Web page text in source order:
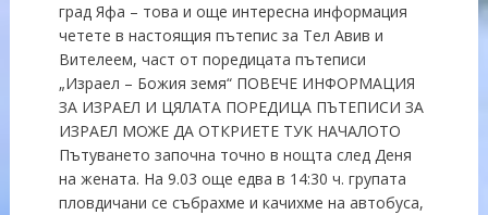
град Яфа – това и още интересна информация
четете в настоящия пътепис за Тел Авив и
Вителеем, част от поредицата пътеписи
„Израел – Божия земя“ ПОВЕЧЕ ИНФОРМАЦИЯ
ЗА ИЗРАЕЛ И ЦЯЛАТА ПОРЕДИЦА ПЪТЕПИСИ ЗА
ИЗРАЕЛ МОЖЕ ДА ОТКРИЕТЕ ТУК НАЧАЛОТО
Пътуването започна точно в нощта след Деня
на жената. На 9.03 още едва в 14:30 ч. групата
пловдичани се събрахме и качихме на автобуса,